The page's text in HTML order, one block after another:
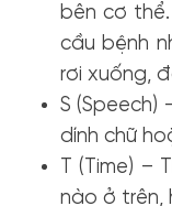
bên cơ
cầu bệnh
rơi xuống,
S (Speech)
dính chữ
T (Time) –
nào ở trên,